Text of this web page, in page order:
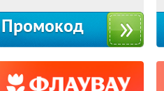
Промокод